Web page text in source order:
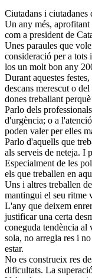
Ciutadans i
Un any més,
com a president de
Unes paraules que
consideració per a tots
los un molt bon any
Durant aquestes
descans merescut o
dones treballant
Parlo dels
d'urgència; o a
poden valer per elles
Parlo d'aquells que
als serveis de neteja. I
Especialment de les
els que treballen en
Uns i altres treballen
mantingui el seu ritme
L'any que deixem
justificar una certa
coneguda tendència al
sola, no arregla res i
estar.
No es construeix res
dificultats. La